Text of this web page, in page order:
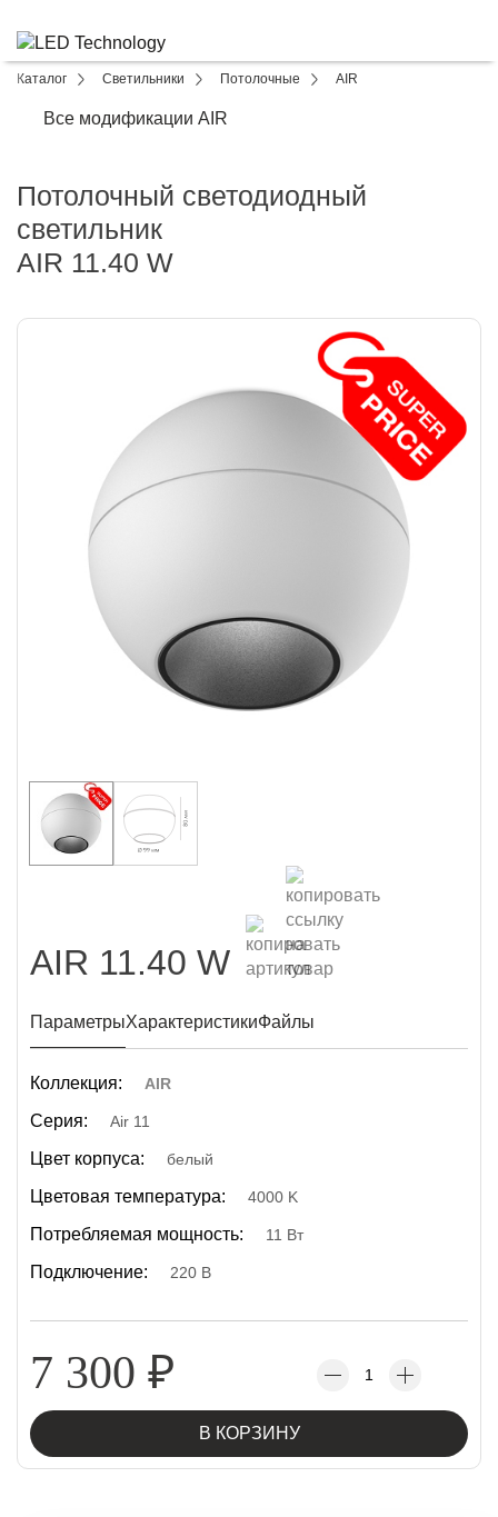
Каталог Светильники Потолочные AIR
Все модификации AIR
Потолочный светодиодный
светильник
AIR 11.40 W
AIR 11.40 W
ПараметрыХарактеристикиФайлы
Коллекция: AIR
Серия: Air 11
Цвет корпуса: белый
Цветовая температура: 4000 K
Потребляемая мощность: 11 Вт
Подключение: 220 В
7 300 ₽
В КОРЗИНУ